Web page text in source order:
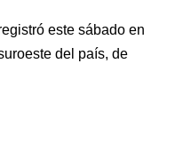
este sábado en
del país, de